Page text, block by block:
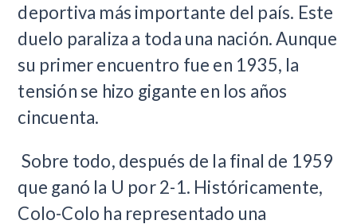
deportiva más importante del país. Este
duelo paraliza a toda una nación. Aunque
su primer encuentro fue en 1935, la
tensión se hizo gigante en los años
cincuenta.
Sobre todo, después de la final de 1959
que ganó la U por 2-1. Históricamente,
Colo-Colo ha representado una